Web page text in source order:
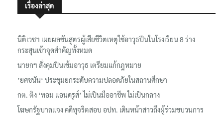
เรื่องล่าสุด
นิติเวชฯ เผยผลชันสูตรผู้เสียชีวิตเหตุใช้อาวุธปืนในโรงเรียน 8 ร่าง
กระสุนเข้าจุดสำคัญทั้งหมด
นายกฯ สั่งคุมปืนเข้มอาวุธ เตรียมแก้กฎหมาย
’ยศชนัน‘ ประชุมยกระดับความปลอดภัยในสถานศึกษา
กต. ติง ‘ทอม แอนดรูส์’ ไม่เป็นมืออาชีพ ไม่เป็นกลาง
โฆษกรัฐบาลแจง คดีทุจริตสอบ อปท. เดินหน้าสาวถึงผู้ร่วมขบวนการ